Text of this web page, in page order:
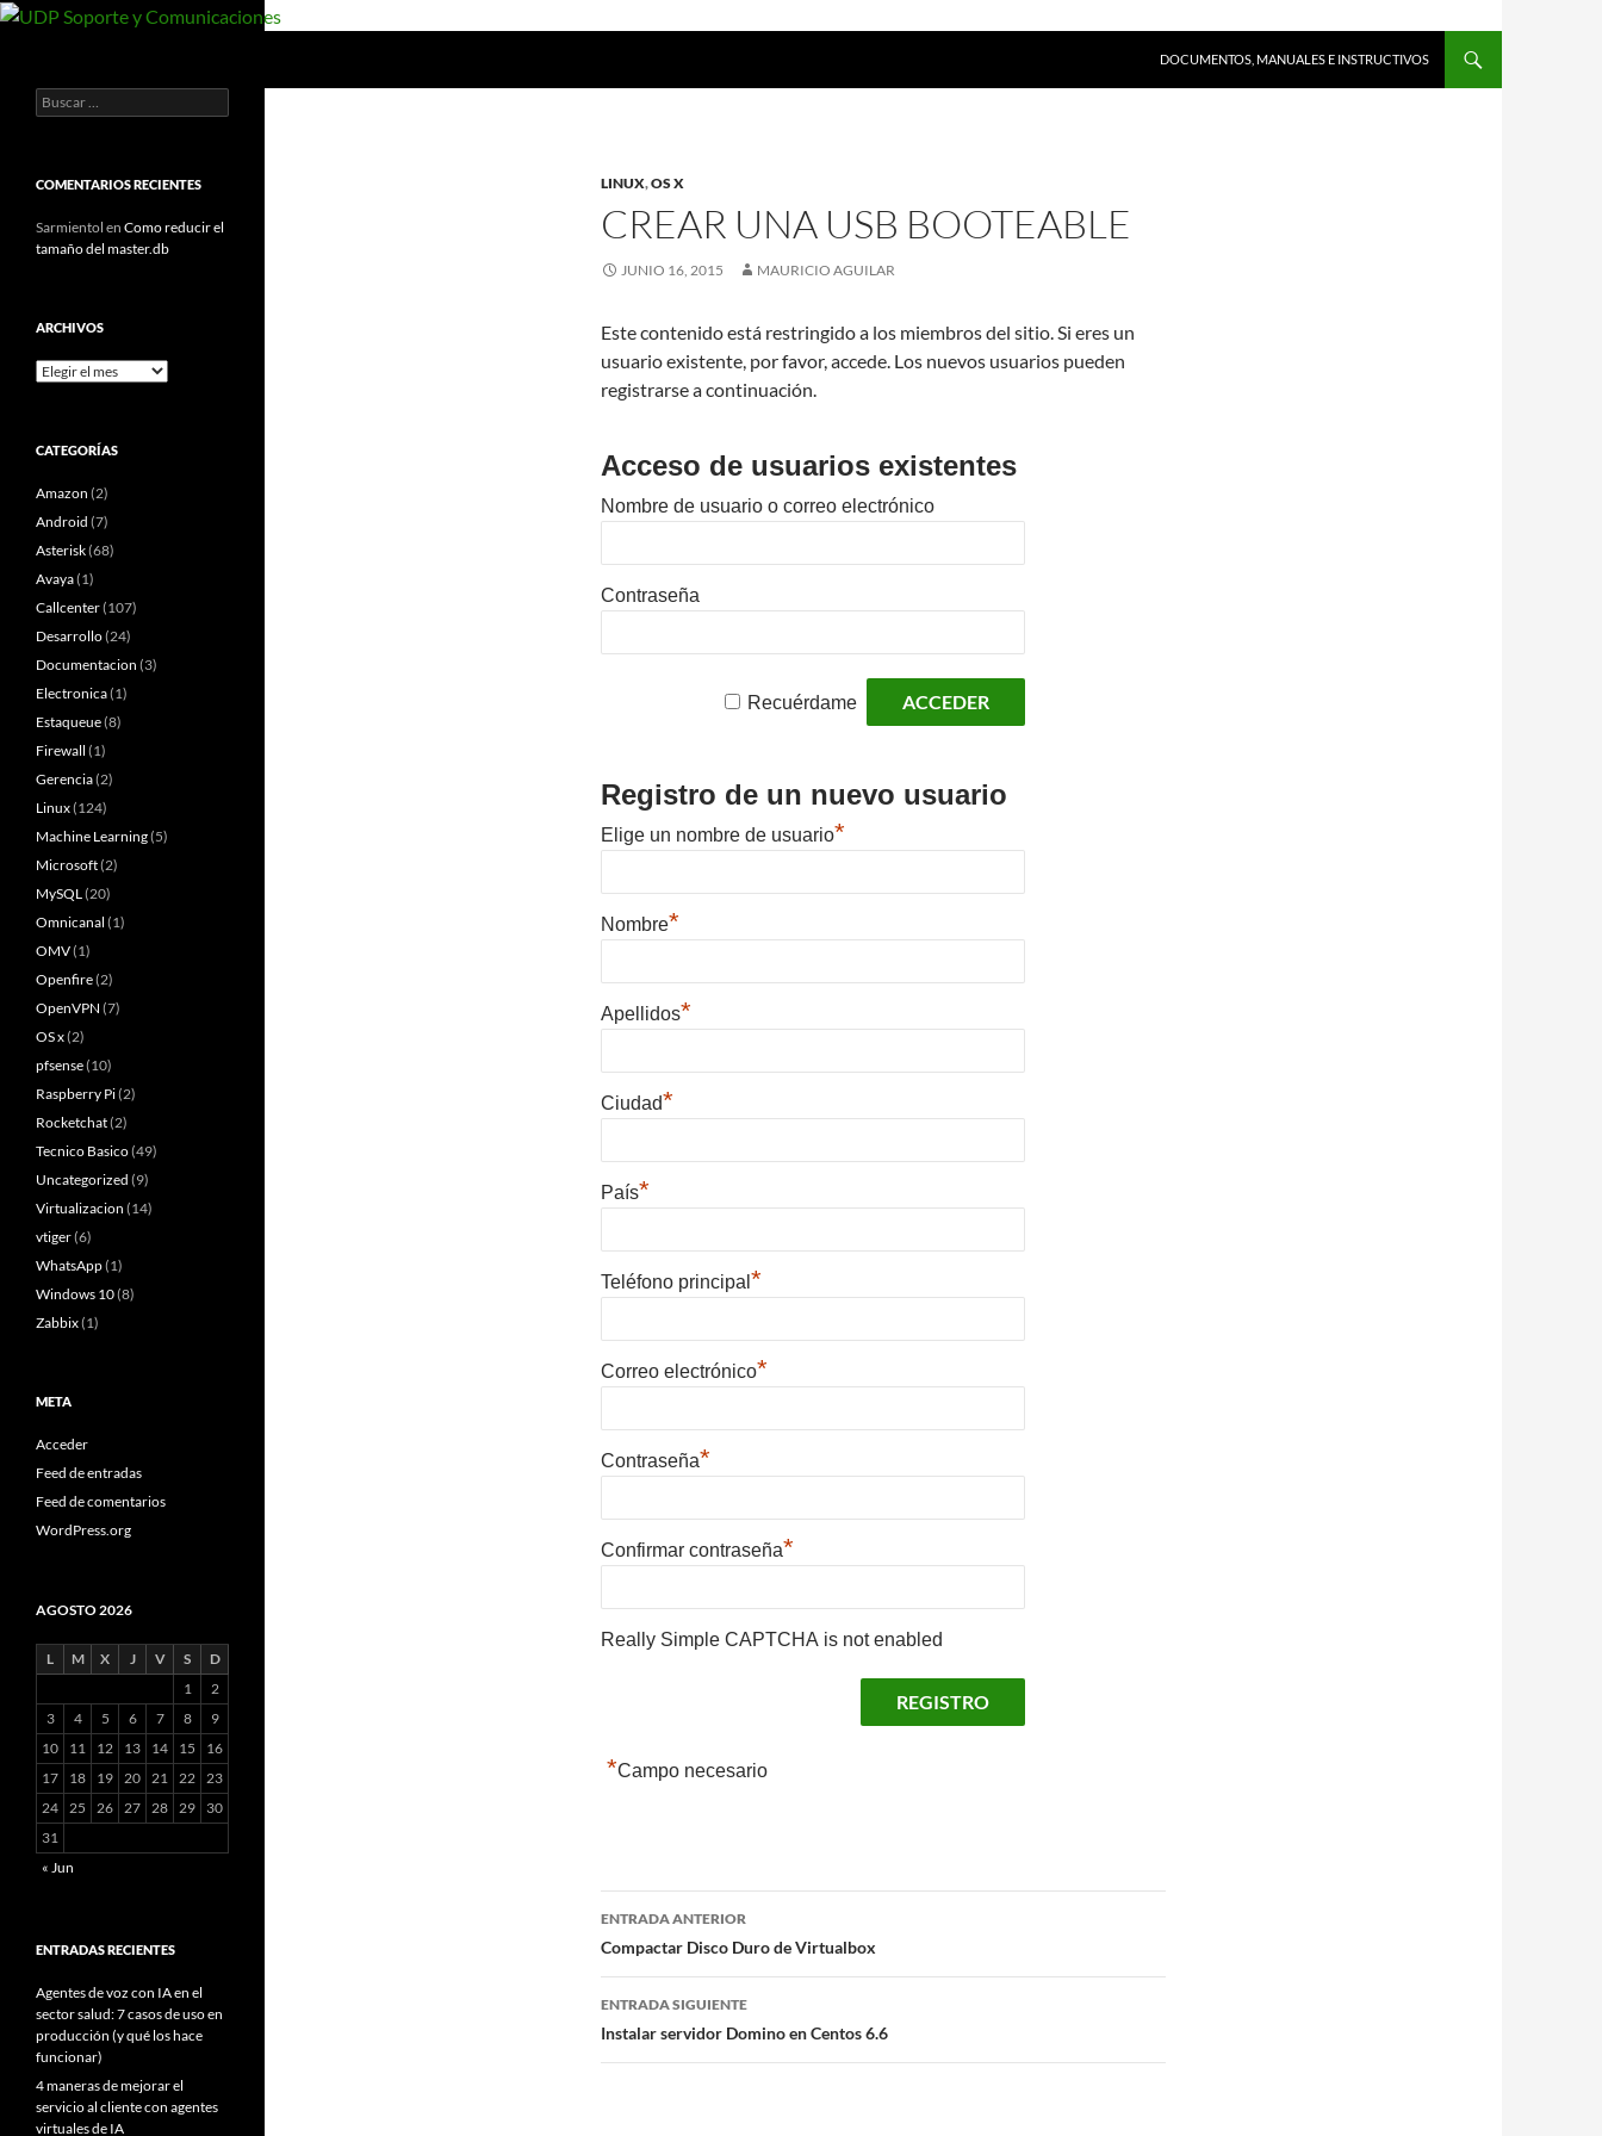
Saltar
DOCUMENTOS, MANUALES E INSTRUCTIVOS
LINUX,OS X
CREAR UNA USB BOOTEABLE
JUNIO 16, 2015 MAURICIO AGUILAR
Este contenido está restringido a los miembros del sitio. Si eres un
usuario existente, por favor, accede. Los nuevos usuarios pueden
registrarse a continuación.
Acceso de usuarios existentes
Nombre de usuario o correo electrónico
Contraseña
Recuérdame
Registro de un nuevo usuario
Elige un nombre de usuario*
Nombre*
Apellidos*
Ciudad*
País*
Teléfono principal *
Correo electrónico*
Contraseña*
Confirmar contraseña*
Really Simple CAPTCHA is not enabled
*Campo necesario
Navegación
de
entradas
ENTRADA ANTERIOR
Compactar Disco Duro de Virtualbox
ENTRADA SIGUIENTE
Instalar servidor Domino en Centos 6.6
Documentos y manuales de UDP
Buscar:
COMENTARIOS RECIENTES
Sarmientol en Como reducir el
tamaño del master.db
ARCHIVOS
Archivos
CATEGORÍAS
Amazon (2)
Android (7)
Asterisk(68)
Avaya(1)
Callcenter(107)
Desarrollo(24)
Documentacion (3)
Electronica(1)
Estaqueue(8)
Firewall (1)
Gerencia(2)
Linux(124)
Machine Learning(5)
Microsoft(2)
MySQL (20)
Omnicanal (1)
OMV(1)
Openfire(2)
OpenVPN (7)
OS x(2)
pfsense(10)
Raspberry Pi(2)
Rocketchat(2)
Tecnico Basico(49)
Uncategorized (9)
Virtualizacion (14)
vtiger(6)
WhatsApp(1)
Windows 10(8)
Zabbix(1)
META
Acceder
Feed de entradas
Feed de comentarios
WordPress.org
AGOSTO 2026
L M X J V S
D
1
2
3
4 5 6 7 8
9
10
11 12 13 14 15
16
17
18 19 20 21 22
23
24
25 26 27 28 29
30
31
« Jun
ENTRADAS RECIENTES
Agentes de voz con IA en el
sector salud: 7 casos de uso en
producción (y qué los hace
funcionar)
4 maneras de mejorar el
servicio al cliente con agentes
virtuales de IA